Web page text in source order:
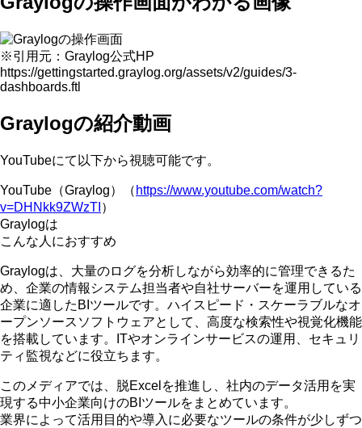
※引用元：Graylog公式HP
https://gettingstarted.graylog.org/assets/v2/guides/3-
dashboards.ftl
Graylogの紹介動画
YouTubeにて以下から視聴可能です。
YouTube（Graylog）（ https://www.youtube.com/watch?
v=DHNkk9ZWzTI ）
Graylogは
こんな人におすすめ
Graylogは、 大量のログを分析しながら効率的に管理できるた
め、企業の情報システム担当者や自社サーバーを運用している
企業に適したBIツールです。ハイスピード・スケーラブルなオ
ープンソースソフトウェアとして、高度な検索性や視覚化機能
を搭載しています。ITやオンラインサービスの運用、セキュリ
ティ監視などに役立ちます。
このメディアでは、脱Excelを推進し、社内のデータ活用を実
現する中小企業向けのBIツールをまとめています。
業界によって活用目的や導入に必要なツールの条件が少しずつ